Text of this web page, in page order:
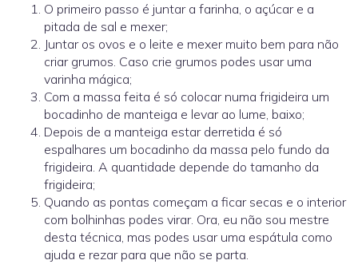
O primeiro passo é juntar a farinha, o açúcar e a
pitada de sal e mexer;
Juntar os ovos e o leite e mexer muito bem para não
criar grumos. Caso crie grumos podes usar uma
varinha mágica;
Com a massa feita é só colocar numa frigideira um
bocadinho de manteiga e levar ao lume, baixo;
Depois de a manteiga estar derretida é só
espalhares um bocadinho da massa pelo fundo da
frigideira. A quantidade depende do tamanho da
frigideira;
Quando as pontas começam a ficar secas e o interior
com bolhinhas podes virar. Ora, eu não sou mestre
desta técnica, mas podes usar uma espátula como
ajuda e rezar para que não se parta.